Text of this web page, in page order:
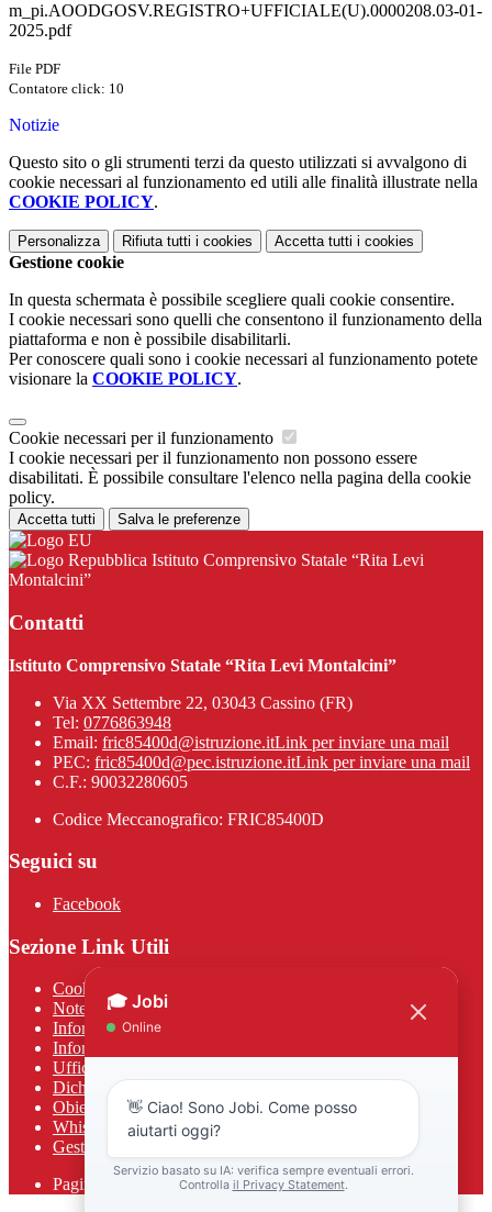
m_pi.AOODGOSV.REGISTRO+UFFICIALE(U).0000208.03-01-
2025.pdf
File PDF
Contatore click: 10
Notizie
Questo sito o gli strumenti terzi da questo utilizzati si avvalgono di
cookie necessari al funzionamento ed utili alle finalità illustrate nella
COOKIE POLICY.
Personalizza Rifiuta tutti i cookies Accetta tutti i cookies
Gestione cookie
In questa schermata è possibile scegliere quali cookie consentire.
I cookie necessari sono quelli che consentono il funzionamento della
piattaforma e non è possibile disabilitarli.
Per conoscere quali sono i cookie necessari al funzionamento potete
visionare la COOKIE POLICY.
Cookie necessari per il funzionamento
I cookie necessari per il funzionamento non possono essere
disabilitati. È possibile consultare l'elenco nella pagina della cookie
policy.
Accetta tutti Salva le preferenze
Istituto Comprensivo Statale “Rita Levi
Montalcini”
Contatti
Istituto Comprensivo Statale “Rita Levi Montalcini”
Via XX Settembre 22, 03043 Cassino (FR)
Tel: 0776863948
Email: fric85400d@istruzione.itLink per inviare una mail
PEC: fric85400d@pec.istruzione.itLink per inviare una mail
C.F.: 90032280605
Codice Meccanografico: FRIC85400D
Seguici su
Facebook
Sezione Link Utili
Cookie policy
Note legali
Informativa Privacy
Informativa Privacy chatbot Jobi
Ufficio Relazioni con il Pubblico
Dichiarazione di accessibilità
Obiettivi di accessibilità
Whistleblowing
Gestione consensi cookie
Pagina visualizzata585volte